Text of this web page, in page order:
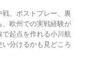
、ポストプレー、裏
欧州での実戦経験が
起点を作れる小川航
分けるかも見どころ